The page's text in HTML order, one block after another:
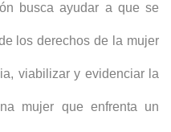
busca ayudar a que se
los derechos de la mujer
viabilizar y evidenciar la
mujer que enfrenta un